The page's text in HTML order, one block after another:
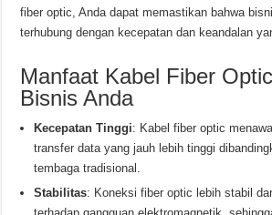
fiber optic, Anda dapat memastikan bahwa
terhubung dengan kecepatan dan keandalan
Manfaat Kabel Fiber
Bisnis Anda
Kecepatan Tinggi: Kabel fiber optic
transfer data yang jauh lebih tinggi
tembaga tradisional.
Stabilitas: Koneksi fiber optic lebih stabil